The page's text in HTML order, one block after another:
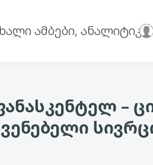
ამბები, ანალიტიკა
–